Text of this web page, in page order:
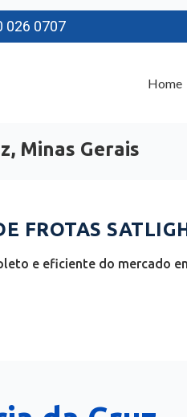
026 0707
Minas Gerais
FROTAS
e eficiente do mercado